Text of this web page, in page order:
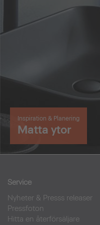
Inspiration & Planering
Matta ytor
Service
Nyheter & Presss releaser
Pressfoton
Hitta en återförsäljare